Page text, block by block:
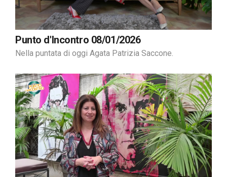
Punto d'Incontro 08/01/2026
Nella puntata di oggi Agata Patrizia Saccone.